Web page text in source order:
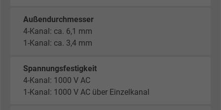
Außendurchmesser
4-Kanal: ca. 6,1 mm
1-Kanal: ca. 3,4 mm
Spannungsfestigkeit
4-Kanal: 1000 V AC
1-Kanal: 1000 V AC über Einzelkanal